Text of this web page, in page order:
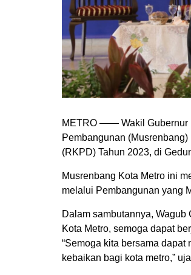
METRO —— Wakil Gubernur
Pembangunan
(RKPD) Tahun 2023, di
Musrenbang Kota Metro ini
melalui Pembangunan yang
Dalam sambutannya,
Kota Metro, semoga dapat
“Semoga kita bersama
kebaikan bagi kota metro,”